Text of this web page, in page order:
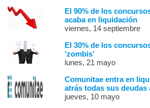
El 90% de los
acaba en liquidación
viernes, 14 septiembre
El 30% de los
‘zombis’
lunes, 21 mayo
Comunitae entra en
atrás todas sus deudas
jueves, 10 mayo